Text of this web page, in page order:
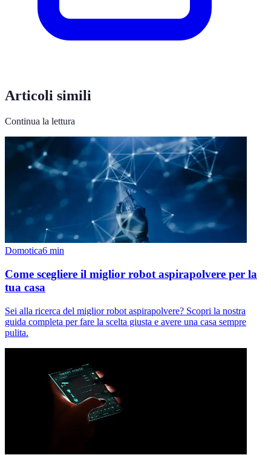
Articoli simili
Continua la lettura
Domotica6 min
Come scegliere il miglior robot aspirapolvere per la
tua casa
Sei alla ricerca del miglior robot aspirapolvere? Scopri la nostra
guida completa per fare la scelta giusta e avere una casa sempre
pulita.